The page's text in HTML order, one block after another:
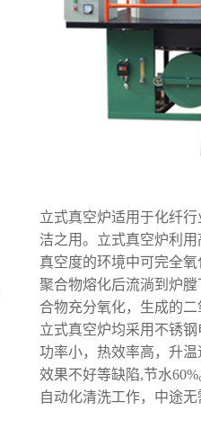
立式真空炉适用于化纤
洁之用。立式真空炉利
真空度的环境中可完全
聚合物熔化后流淌到炉
合物充分氧化，生成的
立式真空炉均采用不锈
功率小，热效率高，升
效果不好等缺陷,节水
自动化清洗工作，中途